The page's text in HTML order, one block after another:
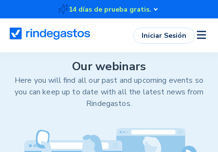
14 días de prueba gratis.
Iniciar Sesión
Our webinars
Here you will find all our past and upcoming events so
you can keep up to date with all the latest news from
Rindegastos.